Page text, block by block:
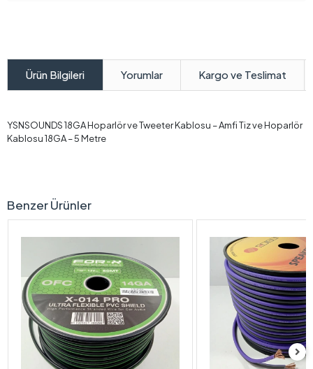
Ürün Bilgileri Yorumlar Kargo ve Teslimat
YSNSOUNDS 18GA Hoparlör ve Tweeter Kablosu – Amfi Tiz ve Hoparlör
Kablosu 18GA – 5 Metre
Benzer Ürünler